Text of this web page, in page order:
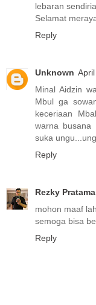
lebaran
Selamat
Reply
Unknown
Minal Aidzin
Mbul ga
keceriaan
warna busana
suka
Reply
Rezky Pratama
mohon maaf
semoga bisa
Reply